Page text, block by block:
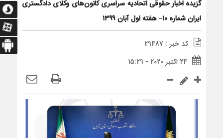
گزیده اخبار حقوقی اتحادیه سراسری کانون‌های وکلای دادگستری
ایران شماره ۱۰– هفته اول آبان ۱۳۹۹
کد خبر : 29487
24 اکتبر 2020 - 15:29